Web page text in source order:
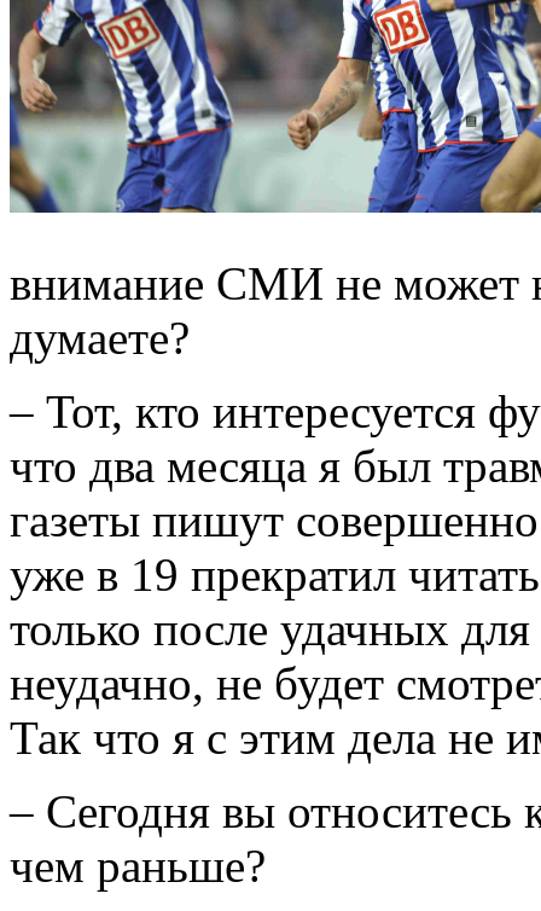
внимание СМИ не может
думаете?
– Тот, кто интересуется
что два месяца я был
газеты пишут
уже в 19 прекратил
только после удачных
неудачно, не будет
Так что я с этим дела не
– Сегодня вы относитесь
чем раньше?